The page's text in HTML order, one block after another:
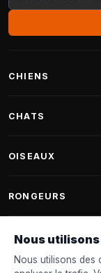
CHIENS
Paniers Fantail
Jouets pour chiens
Colliers & laisses
CHATS
Arbres à chat
OISEAUX
Nourriture oiseaux
Mangeoires
Nichoirs
RONGEURS
Nourriture pour
Nous
Nous utilisons